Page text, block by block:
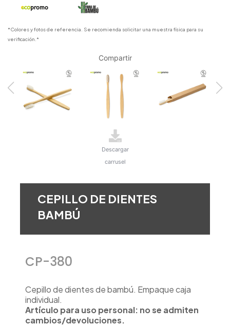
Descargar
carrusel
*Colores y fotos de referencia. Se recomienda solicitar una muestra física para su
verificación.*
Compartir
CEPILLO DE DIENTES
BAMBÚ
CP-380
Cepillo de dientes de bambú. Empaque caja
individual.
Artículo para uso personal: no se admiten
cambios/devoluciones.